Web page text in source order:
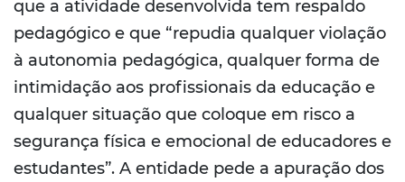
que a atividade desenvolvida tem respaldo
pedagógico e que “repudia qualquer violação
à autonomia pedagógica, qualquer forma de
intimidação aos profissionais da educação e
qualquer situação que coloque em risco a
segurança física e emocional de educadores e
estudantes”. A entidade pede a apuração dos